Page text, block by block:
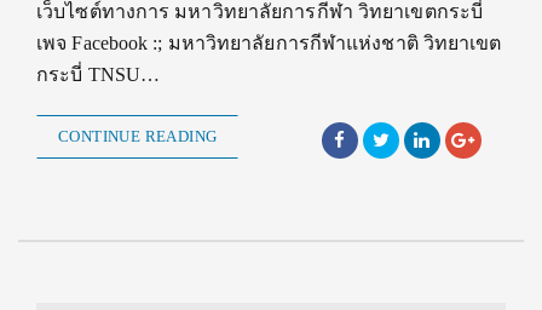
เว็บไซต์ทางการ มหาวิทยาลัยการกีฬา วิทยาเขตกระบี่
เพจ Facebook :; มหาวิทยาลัยการกีฬาแห่งชาติ วิทยาเขต
กระบี่ TNSU…
CONTINUE READING